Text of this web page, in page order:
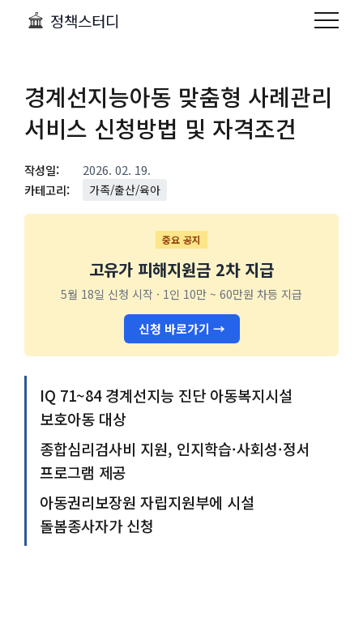
정책스터디
경계선지능아동 맞춤형 사례관리
서비스 신청방법 및 자격조건
작성일:
2026. 02. 19.
카테고리:
가족/출산/육아
중요 공지
고유가 피해지원금 2차 지급
5월 18일 신청 시작 · 1인 10만 ~ 60만원 차등 지급
신청 바로가기 →
IQ 71~84 경계선지능 진단 아동복지시설
보호아동 대상
종합심리검사비 지원, 인지학습·사회성·정서
프로그램 제공
아동권리보장원 자립지원부에 시설
돌봄종사자가 신청